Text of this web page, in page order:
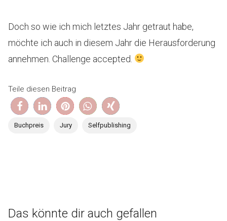
Doch so wie ich mich letztes Jahr getraut habe,
möchte ich auch in diesem Jahr die Herausforderung
annehmen. Challenge accepted.
Teile diesen Beitrag
Buchpreis Jury Selfpublishing
Das könnte dir auch gefallen